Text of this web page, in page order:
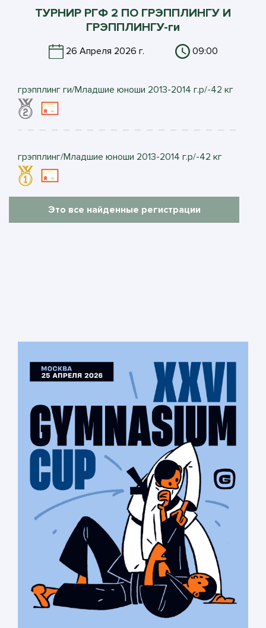
ТУРНИР РГФ 2 ПО ГРЭППЛИНГУ И
ГРЭППЛИНГУ-ги
26 Апреля 2026 г. 09:00
грэпплинг ги/Младшие юноши 2013-2014 г.р/-42 кг
грэпплинг/Младшие юноши 2013-2014 г.р/-42 кг
Это все найденные регистрации